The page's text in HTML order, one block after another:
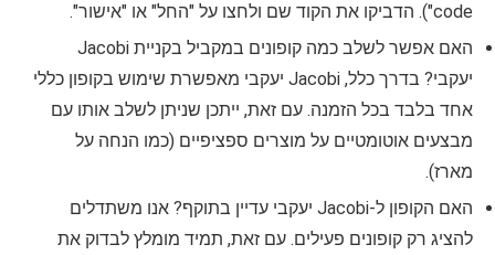
code"). הדביקו את הקוד שם ולחצו על "החל" או "אישור".
האם אפשר לשלב כמה קופונים במקביל בקניית Jacobi
יעקבי? בדרך כלל, Jacobi יעקבי מאפשרת שימוש בקופון כללי
אחד בלבד בכל הזמנה. עם זאת, ייתכן שניתן לשלב אותו עם
מבצעים אוטומטיים על מוצרים ספציפיים (כמו הנחה על
מארז).
האם הקופון ל-Jacobi יעקבי עדיין בתוקף? אנו משתדלים
להציג רק קופונים פעילים. עם זאת, תמיד מומלץ לבדוק את